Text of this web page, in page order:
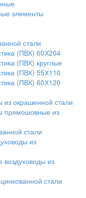
элементы
стали
(ПВХ) 60Х204
(ПВХ) круглые
(ПВХ) 55Х110
(ПВХ) 60Х120
из окрашенной стали
прямошовные из
стали
из
из
стали